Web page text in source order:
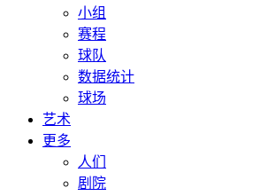
小组
赛程
球队
数据统计
球场
艺术
更多
人们
剧院